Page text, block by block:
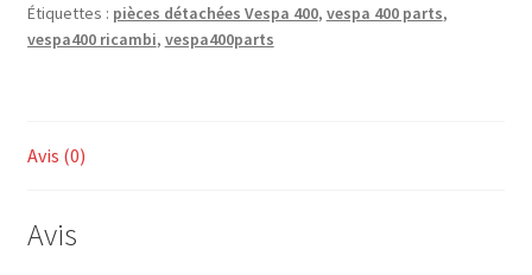
Étiquettes : pièces détachées Vespa 400, vespa 400 parts,
vespa400 ricambi, vespa400parts
Avis (0)
Avis